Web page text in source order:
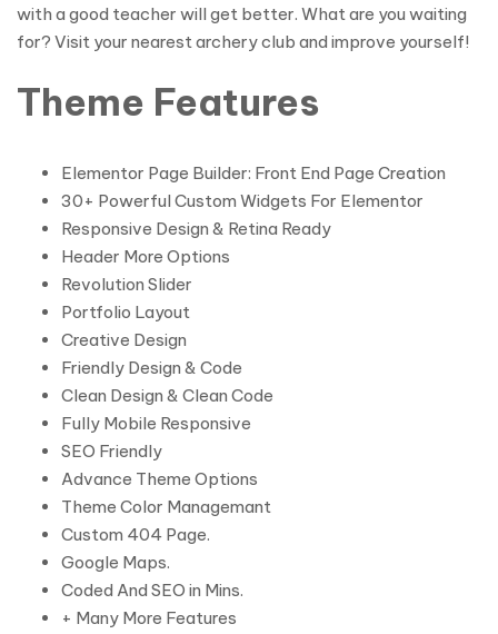
with a good teacher will get better. What are you waiting
for? Visit your nearest archery club and improve yourself!
Theme Features
Elementor Page Builder: Front End Page Creation
30+ Powerful Custom Widgets For Elementor
Responsive Design & Retina Ready
Header More Options
Revolution Slider
Portfolio Layout
Creative Design
Friendly Design & Code
Clean Design & Clean Code
Fully Mobile Responsive
SEO Friendly
Advance Theme Options
Theme Color Managemant
Custom 404 Page.
Google Maps.
Coded And SEO in Mins.
+ Many More Features